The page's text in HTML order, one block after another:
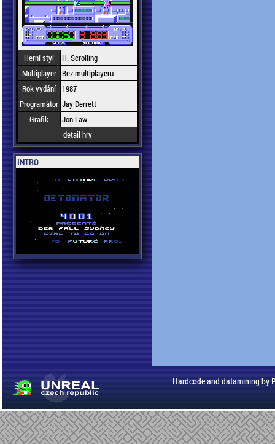
Herní styl
H. Scrolling
Multiplayer Bez multiplayeru
Rok vydání
1987
Programátor Jay Derrett
Grafik
Jon Law
detail hry
INTRO
Hardcode and datamining by